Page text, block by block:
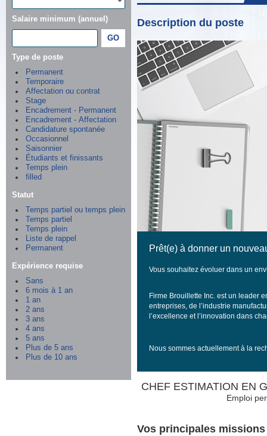
Salaire minimum (annuel)
Type de poste
Permanent
Temporaire
Affectation ou contrat
Stage
Encadrement - Permanent
Encadrement - Affectation
Candidature spontanée
Occasionnel
Saisonnier
Étudiants et finissants
Temps plein
filled
Statut
Temps partiel ou temps plein
Temps partiel
Temps plein
Liste de rappel
Permanent
Expérience requise
Sans
6 mois à 1 an
1 an
2 ans
3 ans
4 ans
5 ans
Plus de 5 ans
Plus de 10 ans
Description du poste
Prêt(e) à donner un
Vous souhaitez évoluer dans un
Firme Brouillette Inc. est un leader
entreprises, de l’industrie
l’excellence et l’innovation dans
Nous sommes actuellement à la
CHEF ESTIMATION EN
Emploi
Vos principales missions